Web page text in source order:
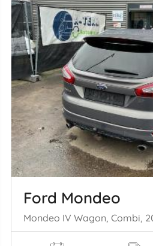
Ford Mondeo